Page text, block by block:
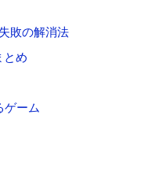
敗の解消法
とめ
ゲーム